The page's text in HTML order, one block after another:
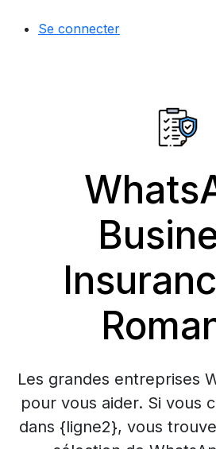
Se connecter
Les grandes entreprises
pour vous aider. Si vous
dans {ligne2}, vous